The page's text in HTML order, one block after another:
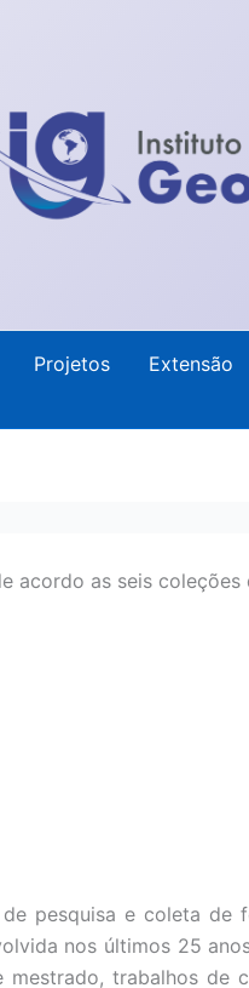
Projetos Extensão
acordo as seis coleções
pesquisa e coleta de
nos últimos 25
trabalhos de